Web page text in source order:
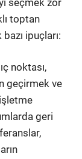
toptan
ipuçları:
noktası,
geçirmek ve
geri